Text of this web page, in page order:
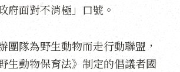
府面對不消極」口號。
團隊為野生動物而走行動聯盟，
生動物保育法》制定的倡議者國